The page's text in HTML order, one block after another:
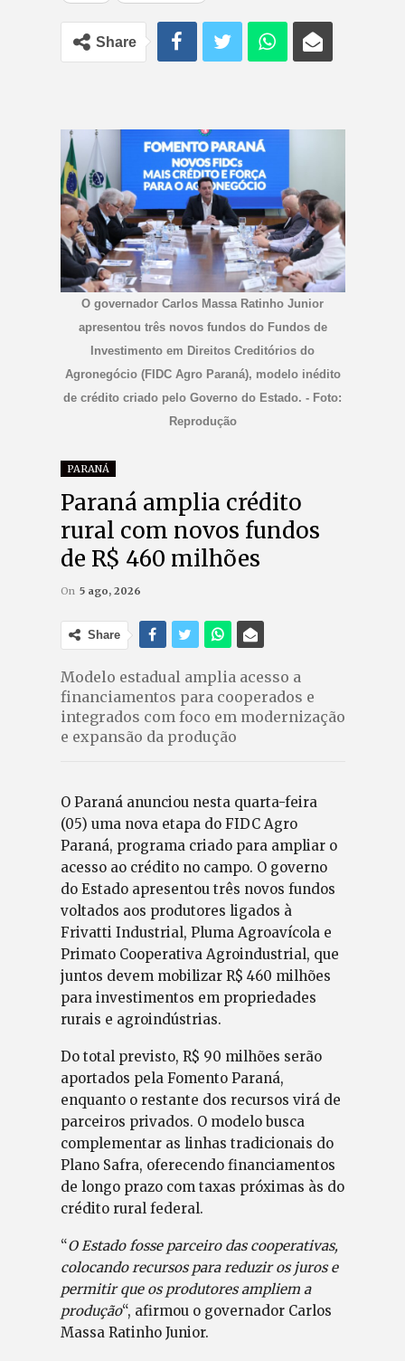
Share
O governador Carlos Massa Ratinho Junior
apresentou três novos fundos do Fundos de
Investimento em Direitos Creditórios do
Agronegócio (FIDC Agro Paraná), modelo inédito
de crédito criado pelo Governo do Estado. - Foto:
Reprodução
PARANÁ
Paraná amplia crédito
rural com novos fundos
de R$ 460 milhões
On 5 ago, 2026
Share
Modelo estadual amplia acesso a
financiamentos para cooperados e
integrados com foco em modernização
e expansão da produção
O Paraná anunciou nesta quarta-feira
(05) uma nova etapa do FIDC Agro
Paraná, programa criado para ampliar o
acesso ao crédito no campo. O governo
do Estado apresentou três novos fundos
voltados aos produtores ligados à
Frivatti Industrial, Pluma Agroavícola e
Primato Cooperativa Agroindustrial, que
juntos devem mobilizar R$ 460 milhões
para investimentos em propriedades
rurais e agroindústrias.
Do total previsto, R$ 90 milhões serão
aportados pela Fomento Paraná,
enquanto o restante dos recursos virá de
parceiros privados. O modelo busca
complementar as linhas tradicionais do
Plano Safra, oferecendo financiamentos
de longo prazo com taxas próximas às do
crédito rural federal.
“O Estado fosse parceiro das cooperativas,
colocando recursos para reduzir os juros e
permitir que os produtores ampliem a
produção“, afirmou o governador Carlos
Massa Ratinho Junior.